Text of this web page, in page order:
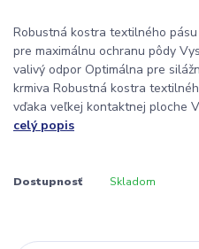
Robustná kostra textilného
pre maximálnu ochranu pôdy
valivý odpor Optimálna pre
krmiva Robustná kostra
vďaka veľkej kontaktnej ploche
celý popis
Dostupnosť Skladom